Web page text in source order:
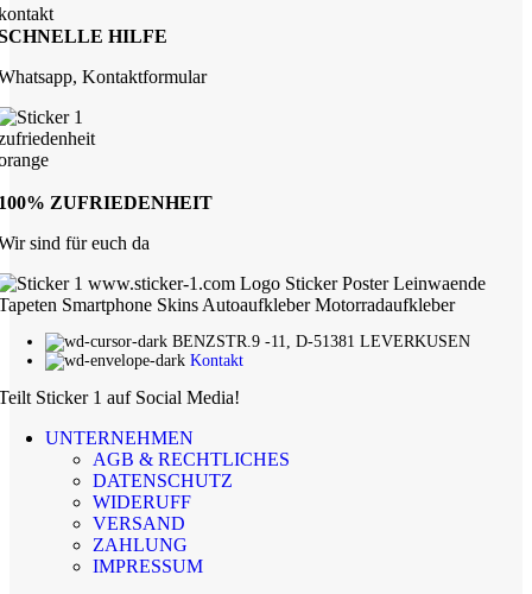
HILFE
Kontaktformular
ZUFRIEDENHEIT
sind für euch da
BENZSTR.9 -11, D-51381 LEVERKUSEN
Kontakt
Sticker 1 auf Social Media!
UNTERNEHMEN
AGB & RECHTLICHES
DATENSCHUTZ
WIDERUFF
VERSAND
ZAHLUNG
IMPRESSUM